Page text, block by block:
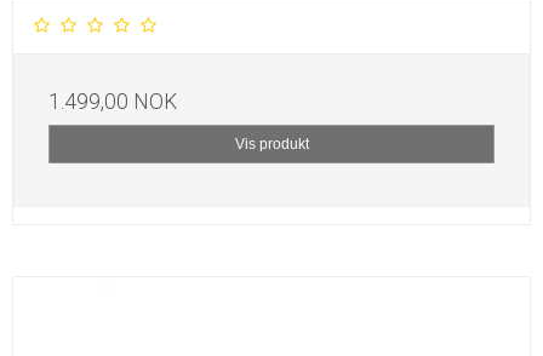
1.499,00 NOK
Vis produkt